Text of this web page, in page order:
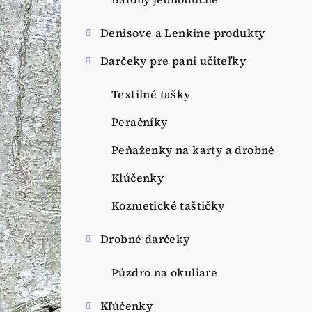
n
e
l
Denisove a Lenkine produkty
Darčeky pre pani učiteľky
Textilné tašky
Peračníky
Peňaženky na karty a drobné
Klúčenky
Kozmetické taštičky
Drobné darčeky
Púzdro na okuliare
Kľúčenky